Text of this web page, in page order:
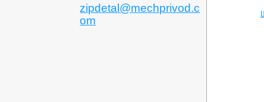
zipdetal@mechprivod.c
om